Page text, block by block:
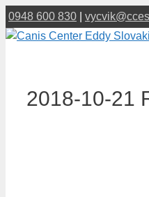
Preskočiť
na
0948 600 830
2018-10-21